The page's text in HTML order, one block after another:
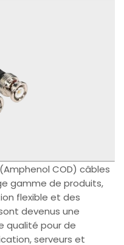
COD) câbles
gamme de produits,
flexible et des
devenus une
qualité pour de
serveurs et